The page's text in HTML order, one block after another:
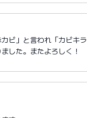
ビ」と言われ「カビキラ
した。またよろしく！